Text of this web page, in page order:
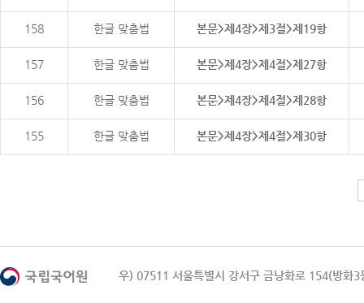
158 한글 맞춤법 본문>제4장>제3절>제19항
157 한글 맞춤법 본문>제4장>제4절>제27항
156 한글 맞춤법 본문>제4장>제4절>제28항
155 한글 맞춤법 본문>제4장>제4절>제30항
우) 07511 서울특별시 강서구 금낭화로 154(방화3